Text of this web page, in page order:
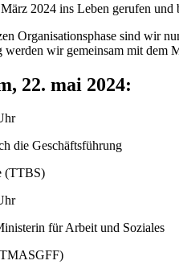
2024 ins Leben gerufen und
Organisationsphase sind wir
werden wir gemeinsam mit dem
22. mai 2024:
die Geschäftsführung
(TTBS)
für Arbeit und Soziales